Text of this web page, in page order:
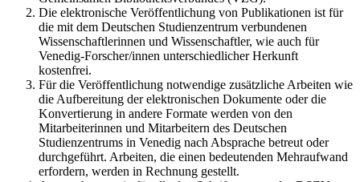
Die elektronische Veröffentlichung von Publikationen ist für
die mit dem Deutschen Studienzentrum verbundenen
Wissenschaftlerinnen und Wissenschaftler, wie auch für
Venedig-Forscher/innen unterschiedlicher Herkunft
kostenfrei.
Für die Veröffentlichung notwendige zusätzliche Arbeiten wie
die Aufbereitung der elektronischen Dokumente oder die
Konvertierung in andere Formate werden von den
Mitarbeiterinnen und Mitarbeitern des Deutschen
Studienzentrums in Venedig nach Absprache betreut oder
durchgeführt. Arbeiten, die einen bedeutenden Mehraufwand
erfordern, werden in Rechnung gestellt.